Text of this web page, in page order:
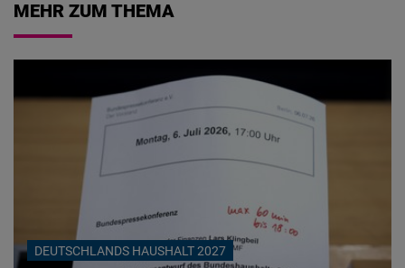
MEHR ZUM THEMA
DEUTSCHLANDS HAUSHALT 2027